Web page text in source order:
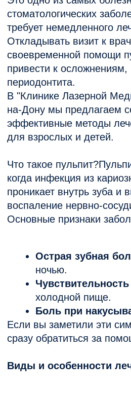
Острая зубная боль,
ночью.
холодной пище.
Боль при накусывании.
Если вы заметили эти симптомы,
сразу обратиться за помощью.
Виды и особенности лечения
Острый пульпит.
Характеризуется сильной
Лечение направлено на снятие
зуба.
Хронический пульпит.
Боль может быть слабой или
отсутствовать, но заболевание
продолжает разрушать зуб.
требует удаления пораженной
и тщательной обработки
молочных зубов важно для
сохранения места для
распространения инфекции.
Этапы лечения пульпита
Диагностика.
рентгенография для оценки
Анестезия.Обеспечиваем
пациента с использованием